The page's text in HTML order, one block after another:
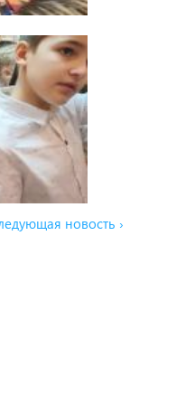
новость ›